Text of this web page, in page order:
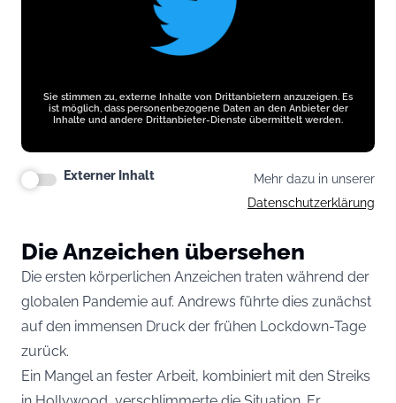
Sie stimmen zu, externe Inhalte von Drittanbietern anzuzeigen. Es
ist möglich, dass personenbezogene Daten an den Anbieter der
Inhalte und andere Drittanbieter-Dienste übermittelt werden.
Externer Inhalt
Mehr dazu in unserer
Datenschutzerklärung
Die Anzeichen übersehen
Die ersten körperlichen Anzeichen traten während der
globalen Pandemie auf. Andrews führte dies zunächst
auf den immensen Druck der frühen Lockdown-Tage
zurück.
Ein Mangel an fester Arbeit, kombiniert mit den Streiks